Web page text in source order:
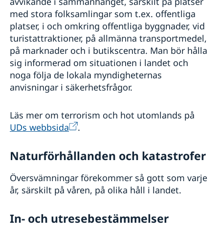
med stora folksamlingar som t.ex. offentliga
platser, i och omkring offentliga byggnader, vid
turistattraktioner, på allmänna transportmedel,
på marknader och i butikscentra. Man bör hålla
sig informerad om situationen i landet och
noga följa de lokala myndigheternas
anvisningar i säkerhetsfrågor.
Läs mer om terrorism och hot utomlands på
UDs webbsida
.
Naturförhållanden och katastrofer
Översvämningar förekommer så gott som varje
år, särskilt på våren, på olika håll i landet.
In- och utresebestämmelser